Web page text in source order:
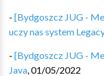
- [Bydgoszcz JUG -
uczy nas system Legacy
- [Bydgoszcz JUG -
Java,01/05/2022